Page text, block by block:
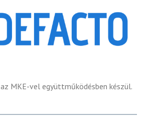
az MKE-vel együttműködésben készül.